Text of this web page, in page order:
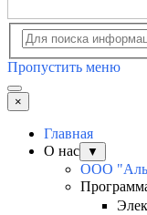
Пропустить меню
×
Главная
О нас
▼
ООО